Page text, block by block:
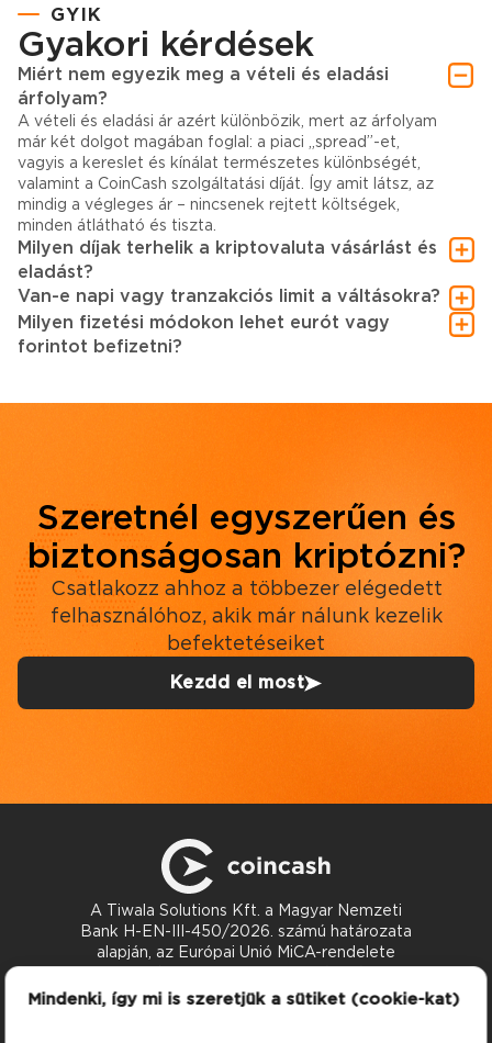
GYIK
Gyakori kérdések
Miért nem egyezik meg a vételi és eladási
árfolyam?
A vételi és eladási ár azért különbözik, mert az árfolyam
már két dolgot magában foglal: a piaci „spread”-et,
vagyis a kereslet és kínálat természetes különbségét,
valamint a CoinCash szolgáltatási díját. Így amit látsz, az
mindig a végleges ár – nincsenek rejtett költségek,
minden átlátható és tiszta.
Milyen díjak terhelik a kriptovaluta vásárlást és
eladást?
Van-e napi vagy tranzakciós limit a váltásokra?
Milyen fizetési módokon lehet eurót vagy
forintot befizetni?
Szeretnél egyszerűen és
biztonságosan kriptózni?
Csatlakozz ahhoz a többezer elégedett
felhasználóhoz, akik már nálunk kezelik
befektetéseiket
Kezdd el most
A Tiwala Solutions Kft. a Magyar Nemzeti
Bank H-EN-III-450/2026. számú határozata
alapján, az Európai Unió MiCA-rendelete
szerint nyújt kriptoeszköz-szolgáltatásokat.
Kapcsolat
Mindenki, így mi is szeretjük a sütiket (cookie-kat)